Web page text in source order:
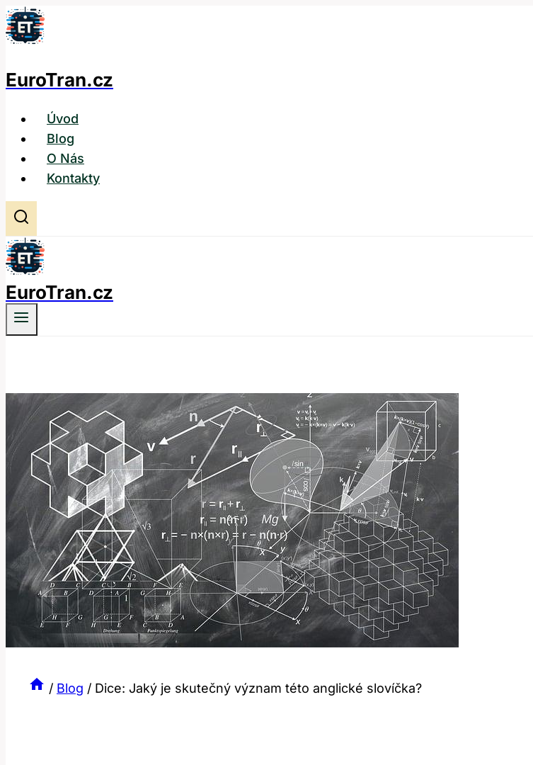
Přeskočit
na
EuroTran.cz
Úvod
Blog
O Nás
Kontakty
EuroTran.cz
/ Blog / Dice: Jaký je skutečný význam této anglické slovíčka?